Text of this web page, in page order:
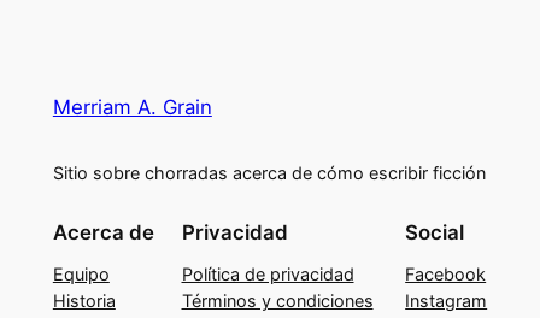
Merriam A. Grain
Sitio sobre chorradas acerca de cómo escribir ficción
Acerca de
Equipo
Historia
Privacidad
Política de privacidad
Términos y condiciones
Social
Facebook
Instagram